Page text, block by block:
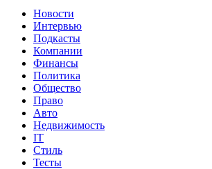
Новости
Интервью
Подкасты
Компании
Финансы
Политика
Общество
Право
Авто
Недвижимость
IT
Стиль
Тесты